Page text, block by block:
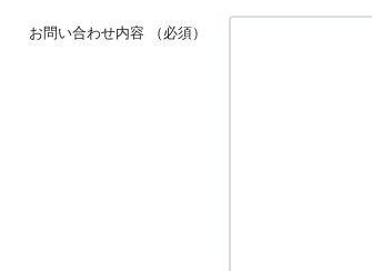
お問い合わせ内容 （必須）